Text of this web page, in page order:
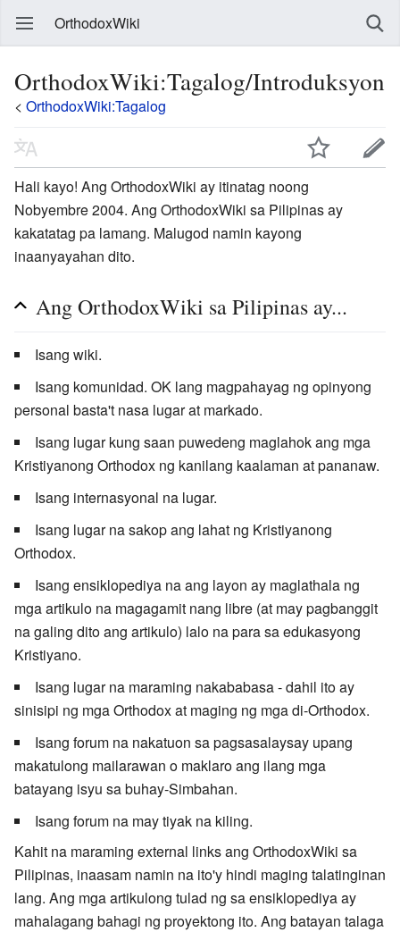
OrthodoxWiki
OrthodoxWiki:Tagalog/Introduksyon
< OrthodoxWiki:Tagalog
Hali kayo! Ang OrthodoxWiki ay itinatag noong
Nobyembre 2004. Ang OrthodoxWiki sa Pilipinas ay
kakatatag pa lamang. Malugod namin kayong
inaanyayahan dito.
Ang OrthodoxWiki sa Pilipinas ay...
Isang wiki.
Isang komunidad. OK lang magpahayag ng opinyong
personal basta't nasa lugar at markado.
Isang lugar kung saan puwedeng maglahok ang mga
Kristiyanong Orthodox ng kanilang kaalaman at pananaw.
Isang internasyonal na lugar.
Isang lugar na sakop ang lahat ng Kristiyanong
Orthodox.
Isang ensiklopediya na ang layon ay maglathala ng
mga artikulo na magagamit nang libre (at may pagbanggit
na galing dito ang artikulo) lalo na para sa edukasyong
Kristiyano.
Isang lugar na maraming nakababasa - dahil ito ay
sinisipi ng mga Orthodox at maging ng mga di-Orthodox.
Isang forum na nakatuon sa pagsasalaysay upang
makatulong mailarawan o maklaro ang ilang mga
batayang isyu sa buhay-Simbahan.
Isang forum na may tiyak na kiling.
Kahit na maraming external links ang OrthodoxWiki sa
Pilipinas, inaasam namin na ito'y hindi maging talatinginan
lang. Ang mga artikulong tulad ng sa ensiklopediya ay
mahalagang bahagi ng proyektong ito. Ang batayan talaga